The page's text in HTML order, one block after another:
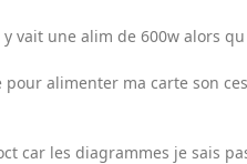
vait une alim de 600w alors
alimenter ma carte son
car les diagrammes je sais